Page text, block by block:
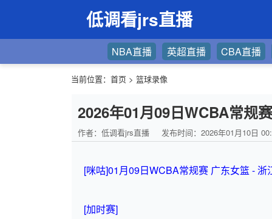
低调看jrs直播
NBA直播 英超直播 CBA直播
当前位置： 首页 > 篮球录像
2026年01月09日WCBA常规
作者：低调看jrs直播 发布时间：2026年01月10日
[咪咕]01月09日WCBA常规赛 广东女篮 - 浙
[加时赛]